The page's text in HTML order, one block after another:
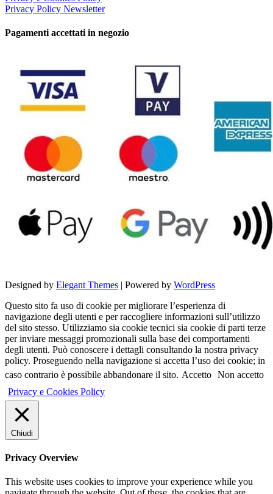
Privacy Policy Newsletter
Pagamenti accettati in negozio
Designed by Elegant Themes | Powered by WordPress
Questo sito fa uso di cookie per migliorare l’esperienza di
navigazione degli utenti e per raccogliere informazioni sull’utilizzo
del sito stesso. Utilizziamo sia cookie tecnici sia cookie di parti terze
per inviare messaggi promozionali sulla base dei comportamenti
degli utenti. Può conoscere i dettagli consultando la nostra privacy
policy. Proseguendo nella navigazione si accetta l’uso dei cookie; in
caso contrario è possibile abbandonare il sito. Accetto Non accetto
Privacy e Cookies Policy
Chiudi
Privacy Overview
This website uses cookies to improve your experience while you